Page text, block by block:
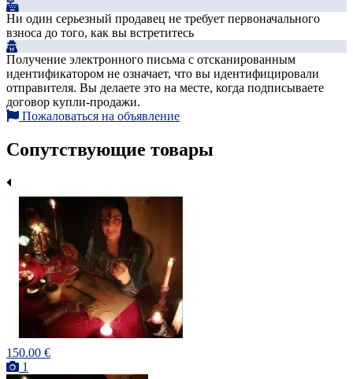
Ни один серьезный продавец не требует первоначального
взноса до того, как вы встретитесь
Получение электронного письма с отсканированным
идентификатором не означает, что вы идентифицировали
отправителя. Вы делаете это на месте, когда подписываете
договор купли-продажи.
Пожаловаться на объявление
Сопутствующие товары
150.00 €
1